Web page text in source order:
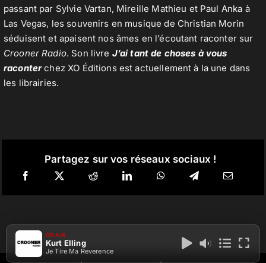
passant par Sylvie Vartan, Mireille Mathieu et Paul Anka à
Las Vegas, les souvenirs en musique de Christian Morin
séduisent et apaisent nos âmes en l’écoutant raconter sur
Crooner Radio. Son livre J’ai tant de choses à vous
raconterchez XO Éditions est actuellement à la une dans
les librairies.
Partagez sur vos réseaux sociaux !
ON AIR
Kurt Elling
Je Tire Ma Reverence